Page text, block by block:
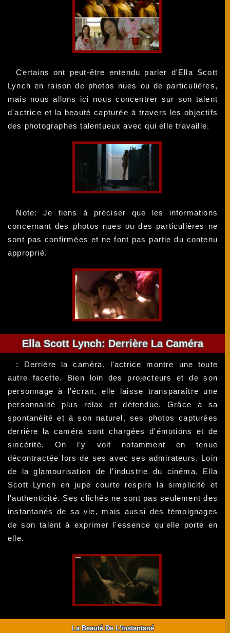
Certains ont peut-être entendu parler d'Ella Scott
Lynch en raison de photos nues ou de particulières,
mais nous allons ici nous concentrer sur son talent
d'actrice et la beauté capturée à travers les objectifs
des photographes talentueux avec qui elle travaille.
Note: Je tiens à préciser que les informations
concernant des photos nues ou des particulières ne
sont pas confirmées et ne font pas partie du contenu
approprié.
Ella Scott Lynch: Derrière La Caméra
: Derrière la caméra, l'actrice montre une toute
autre facette. Bien loin des projecteurs et de son
personnage à l'écran, elle laisse transparaître une
personnalité plus relax et détendue. Grâce à sa
spontanéité et à son naturel, ses photos capturées
derrière la caméra sont chargées d'émotions et de
sincérité. On l'y voit notamment en tenue
décontractée lors de ses avec ses admirateurs. Loin
de la glamourisation de l'industrie du cinéma, Ella
Scott Lynch en jupe courte respire la simplicité et
l'authenticité. Ses clichés ne sont pas seulement des
instantanés de sa vie, mais aussi des témoignages
de son talent à exprimer l'essence qu'elle porte en
elle.
La Beauté De L'instantané